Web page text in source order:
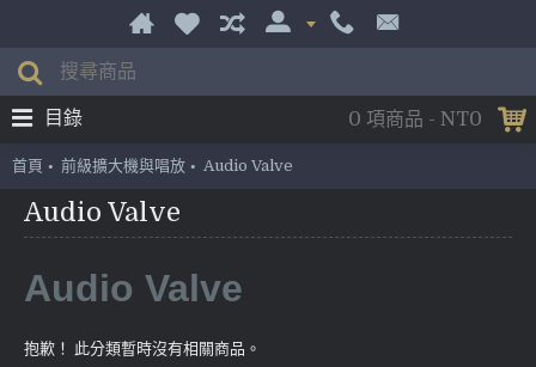
0 項商品 - NT0
目錄
首頁 前級擴大機與唱放 Audio Valve
Audio Valve
Audio Valve
抱歉！ 此分類暫時沒有相關商品。